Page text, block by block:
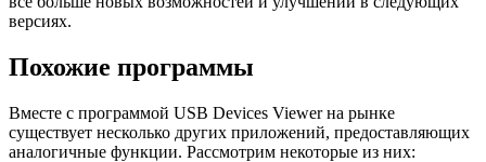
версиях.
Похожие программы
Вместе с программой USB Devices Viewer на рынке
существует несколько других приложений, предоставляющих
аналогичные функции. Рассмотрим некоторые из них: